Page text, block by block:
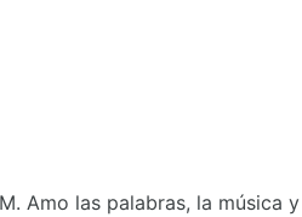
Amo las palabras, la música